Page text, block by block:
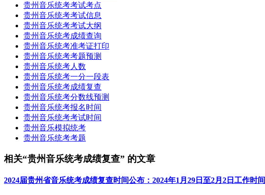
贵州音乐统考考试考点
贵州音乐统考考试信息
贵州音乐统考考试大纲
贵州音乐统考成绩查询
贵州音乐统考准考证打印
贵州音乐统考考题预测
贵州音乐统考人数
贵州音乐统考一分一段表
贵州音乐统考成绩复查
贵州音乐统考分数线预测
贵州音乐统考报名时间
贵州音乐统考考试时间
贵州音乐模拟统考
贵州音乐统考考题
相关“贵州音乐统考成绩复查” 的文章
2024届贵州省音乐统考成绩复查时间公布：2024年1月29日至2月2日工作时间